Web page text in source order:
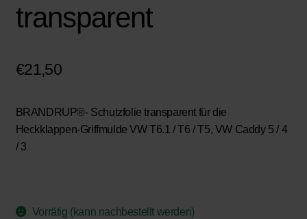
transparent
€21,50
BRANDRUP®- Schutzfolie transparent für die
Heckklappen-Griffmulde VW T6.1 / T6 / T5, VW Caddy 5 / 4
/ 3
Vorrätig (kann nachbestellt werden)